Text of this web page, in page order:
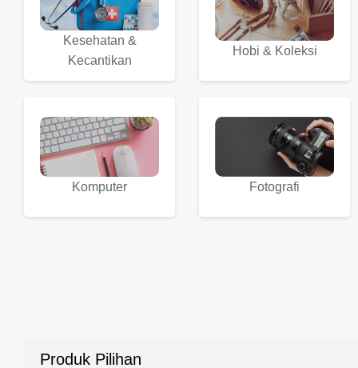
Kesehatan &
Kecantikan
Hobi & Koleksi
Komputer Fotografi
Produk Pilihan